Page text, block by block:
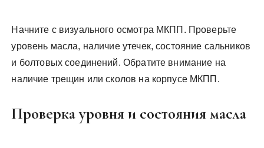
Начните с визуального осмотра МКПП. Проверьте
уровень масла, наличие утечек, состояние сальников
и болтовых соединений. Обратите внимание на
наличие трещин или сколов на корпусе МКПП.
Проверка уровня и состояния масла